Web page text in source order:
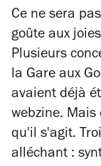
Ce ne sera
goûte aux
Plusieurs
la Gare aux
avaient déjà
webzine.
qu'il s'agit.
alléchant :